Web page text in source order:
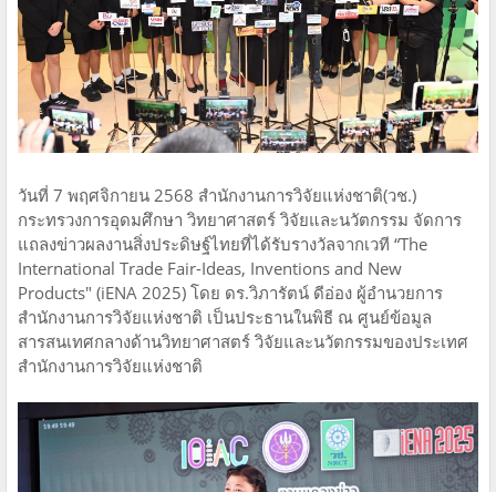
วันที่ 7 พฤศจิกายน 2568 สำนักงานการวิจัยแห่งชาติ(วช.)
กระทรวงการอุดมศึกษา วิทยาศาสตร์ วิจัยและนวัตกรรม จัดการ
แถลงข่าวผลงานสิ่งประดิษฐ์ไทยที่ได้รับรางวัลจากเวที “The
International Trade Fair-Ideas, Inventions and New
Products" (iENA 2025) โดย ดร.วิภารัตน์ ดีอ่อง ผู้อำนวยการ
สำนักงานการวิจัยแห่งชาติ เป็นประธานในพิธี ณ ศูนย์ข้อมูล
สารสนเทศกลางด้านวิทยาศาสตร์ วิจัยและนวัตกรรมของประเทศ
สำนักงานการวิจัยแห่งชาติ